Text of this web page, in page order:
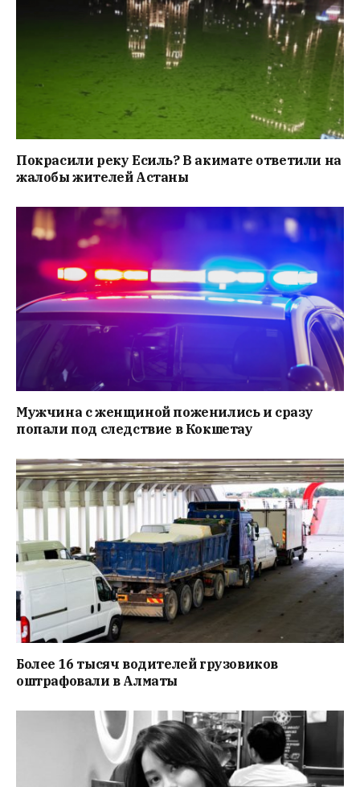
Покрасили реку Есиль? В акимате ответили на
жалобы жителей Астаны
Мужчина с женщиной поженились и сразу
попали под следствие в Кокшетау
Более 16 тысяч водителей грузовиков
оштрафовали в Алматы